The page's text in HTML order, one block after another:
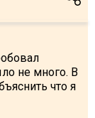
не много. В
что я